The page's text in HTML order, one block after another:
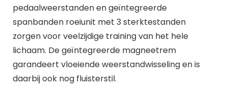
pedaalweerstanden en geïntegreerde
spanbanden roeiunit met 3 sterktestanden
zorgen voor veelzijdige training van het hele
lichaam. De geïntegreerde magneetrem
garandeert vloeiende weerstandwisseling en is
daarbij ook nog fluisterstil.